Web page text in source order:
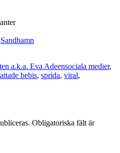
Sandhamn
a.k.a. Eva AdeenKategorier
sociala medier,
bebis, sprida, viral,
Obligatoriska fält är